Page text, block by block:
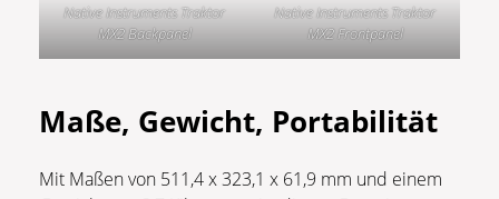
Native Instruments Traktor
MX2 Backpanel
Native Instruments Traktor
MX2 Frontpanel
Maße, Gewicht, Portabilität
Mit Maßen von 511,4 x 323,1 x 61,9 mm und einem